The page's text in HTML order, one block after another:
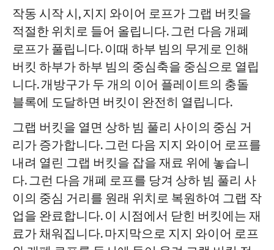
작동 시작 시, 지지 와이어 로프가 그랩 버킷을
적절한 위치로 들어 올립니다. 그런 다음 개폐
로프가 풀립니다. 이때 하부 빔의 무게로 인해
버킷 하부가 하부 빔의 중심축을 중심으로 열립
니다. 개방구가 두 개의 이어 플레이트의 충돌
블록에 도달하면 버킷이 완전히 열립니다.
그랩 버킷을 열면 상하 빔 풀리 사이의 중심 거
리가 증가합니다. 그런 다음 지지 와이어 로프를
내려 열린 그랩 버킷을 잡을 재료 위에 놓습니
다. 그런 다음 개폐 로프를 당겨 상하 빔 풀리 사
이의 중심 거리를 원래 위치로 복원하여 그랩 작
업을 완료합니다. 이 시점에서 닫힌 버킷에는 재
료가 채워집니다. 마지막으로 지지 와이어 로프